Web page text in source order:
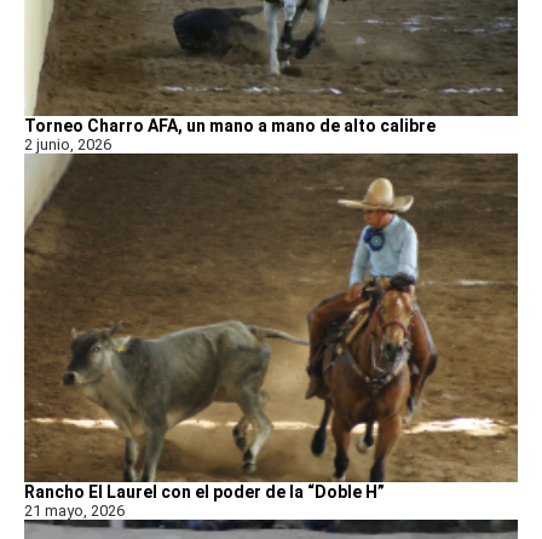
Torneo Charro AFA, un mano a mano de alto calibre
2 junio, 2026
Rancho El Laurel con el poder de la “Doble H”
21 mayo, 2026